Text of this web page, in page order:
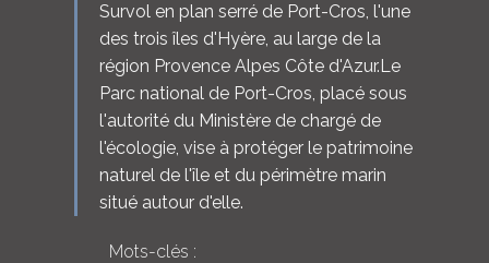
Survol en plan serré de Port-Cros, l'une
des trois îles d'Hyère, au large de la
région Provence Alpes Côte d'Azur.Le
Parc national de Port-Cros, placé sous
l'autorité du Ministère de chargé de
l'écologie, vise à protéger le patrimoine
naturel de l'île et du périmètre marin
situé autour d'elle.
Mots-clés :